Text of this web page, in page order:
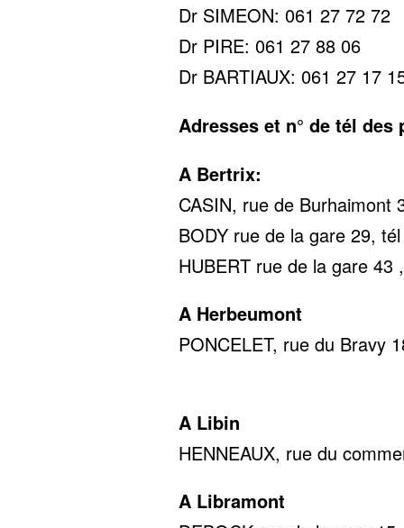
Dr SIMEON: 061 27 72 72
Dr PIRE: 061 27 88 06
Dr BARTIAUX: 061 27 17
Adresses et n° de tél des
A Bertrix:
CASIN, rue de Burhaimont
BODY rue de la gare 29,
HUBERT rue de la gare 43
A Herbeumont
PONCELET, rue du Bravy
A Libin
HENNEAUX, rue du
A Libramont